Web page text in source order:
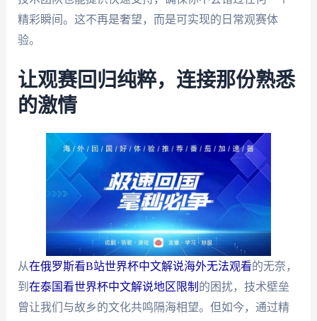
精彩瞬间。这不再是奢望，而是可实现的日常观赛体
验。
让观赛回归纯粹，连接那份熟悉
的激情
从在俄罗斯看B站世界杯中文解说海外无法观看的无奈，
到 在泰国看世界杯中文解说地区限制 的困扰，技术壁垒
曾让我们与故乡的文化共鸣隔海相望。但如今，通过精